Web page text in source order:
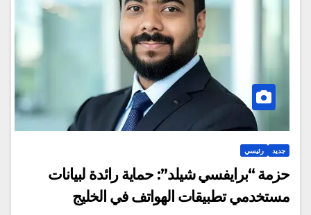
جديد رئيسي
حزمة “برايفسي شيلد”: حماية رائدة لبيانات
مستخدمي تطبيقات الهواتف في الخليج